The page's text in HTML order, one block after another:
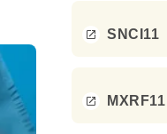
SNCI11
MXRF11